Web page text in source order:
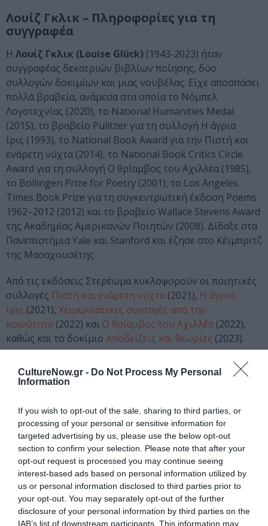
CultureNow.gr - Do Not Process My Personal
Information
If you wish to opt-out of the sale, sharing to third parties, or
processing of your personal or sensitive information for
targeted advertising by us, please use the below opt-out
section to confirm your selection. Please note that after your
opt-out request is processed you may continue seeing
interest-based ads based on personal information utilized by
us or personal information disclosed to third parties prior to
your opt-out. You may separately opt-out of the further
disclosure of your personal information by third parties on the
IAB’s list of downstream participants. This information may
Λουίζ Γκλικ – Πληροφορίες για τη
συγγραφέα
Η Λουίζ Γκλικ (Louise Glück) (1943-2023) ήταν
συγγραφέας δεκατριών βιβλίων ποίησης, δύο
συλλογών δοκιμίων και μιας νουβέλας. Είχε αποσπάσει
πολλά βραβεία, ανάμεσα στα οποία το Νόμπελ
Λογοτεχνίας (2020), το National Humanities Medal
(2015), το βραβείο Pulitzer για τη συλλογή Η άγρια
ίρις (1993), το National Book Award για την Πιστή και
ενάρετη νύχτα (2014), το National Book Critics Circle
Award για τη συλλογή Ο θρίαμβος του Αχιλλέα (1985),
το Bollingen Prize for Poetry (2001), το Los Angeles
Times Book Prize για τη συγκεντρωτική έκδοση Poems
1962–2012 (2012) και το βραβείο Wallace Stevens Award
της Ακαδημίας Αμερικανών Ποιητών (2008). Δίδαξε στα
Πανεπιστήμια Yale και Stanford και έζησε στο Κέιμπριτζ
της Μασαχουσέτης.
Από τις εκδόσεις Στερέωμα κυκλοφορούν οι ποιητικές
συλλογές Πιστή και ενάρετη νύχτα (2021), Η άγρια
ίρις (2021), Χειμωνιάτικες συνταγές από την
κοινότητα (2022) και Ο θρίαμβος του Αχιλλέα (2022),
καθώς και το δοκίμιο Αποδείξεις και θεωρίες (2023).
Λουίζ Γκλικ: Πέθανε η ποιήτρια που είχε βραβευτεί με
Ταυτότητα
Πληροφορίες έκδοσης:Εκδόσεις Στερέωμα, Σελίδες: 202,
Τιμή: 15,50€, ISBN: 978-618-5617-36-3 | Μετάφραση: Χάρης
Βλαβιανός
Ακολουθήστε το Culturenow.gr στο Google News